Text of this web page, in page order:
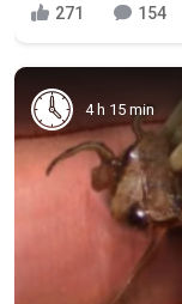
271 154
4 h 15 min